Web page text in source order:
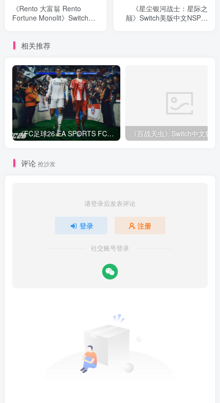
《Rento 大富翁 Rento
Fortune Monolit》Switch美
《星尘银河战士：星际之
颠》Switch美版中文NSP下
相关推荐
《FC足球26 EA SPORTS FC 26》Switch中文版下载+1.82.4264补丁+1DLC
评论 抢沙发
请登录后发表评论
登录 注册
社交账号登录